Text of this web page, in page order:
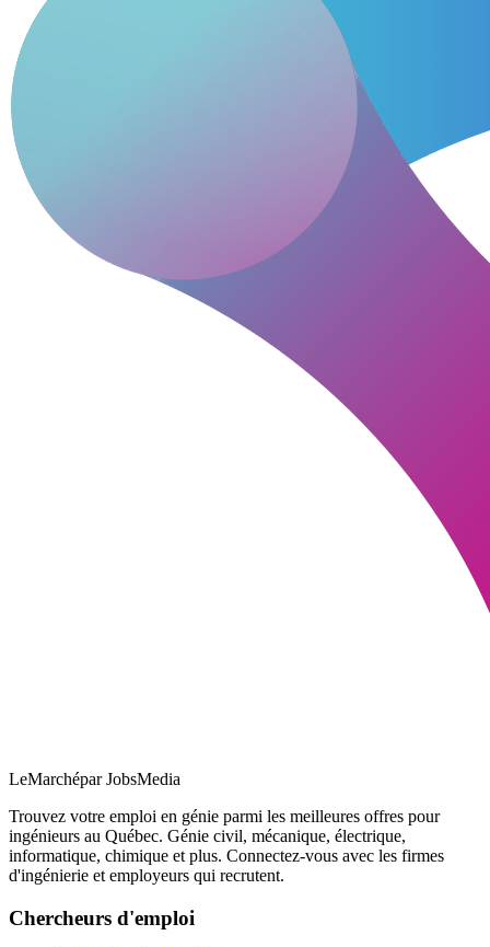
LeMarchépar JobsMedia
Trouvez votre emploi en génie parmi les meilleures offres pour
ingénieurs au Québec. Génie civil, mécanique, électrique,
informatique, chimique et plus. Connectez-vous avec les firmes
d'ingénierie et employeurs qui recrutent.
Chercheurs d'emploi